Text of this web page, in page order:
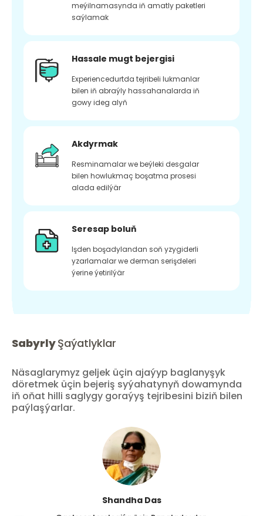
meýilnamasynda iň amatly paketleri
saýlamak
Hassale mugt bejergisi
Experiencedurtda tejribeli lukmanlar
bilen iň abraýly hassahanalarda iň
gowy ideg alyň
Akdyrmak
Resminamalar we beýleki desgalar
bilen howlukmaç boşatma prosesi
alada edilýär
Seresap boluň
Işden boşadylandan soň yzygiderli
yzarlamalar we derman serişdeleri
ýerine ýetirilýär
SabyrlyŞaýatlyklar
Näsaglarymyz geljek üçin ajaýyp baglanyşyk
döretmek üçin bejeriş syýahatynyň dowamynda
iň oňat hilli saglygy goraýyş tejribesini biziň bilen
paýlaşýarlar.
Shandha Das